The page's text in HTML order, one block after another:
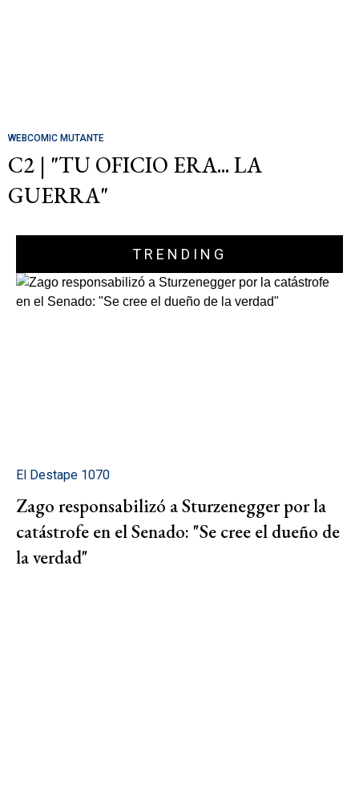
WEBCOMIC MUTANTE
C2 | "TU OFICIO ERA... LA
GUERRA"
TRENDING
El Destape 1070
Zago responsabilizó a Sturzenegger por la
catástrofe en el Senado: "Se cree el dueño de
la verdad"